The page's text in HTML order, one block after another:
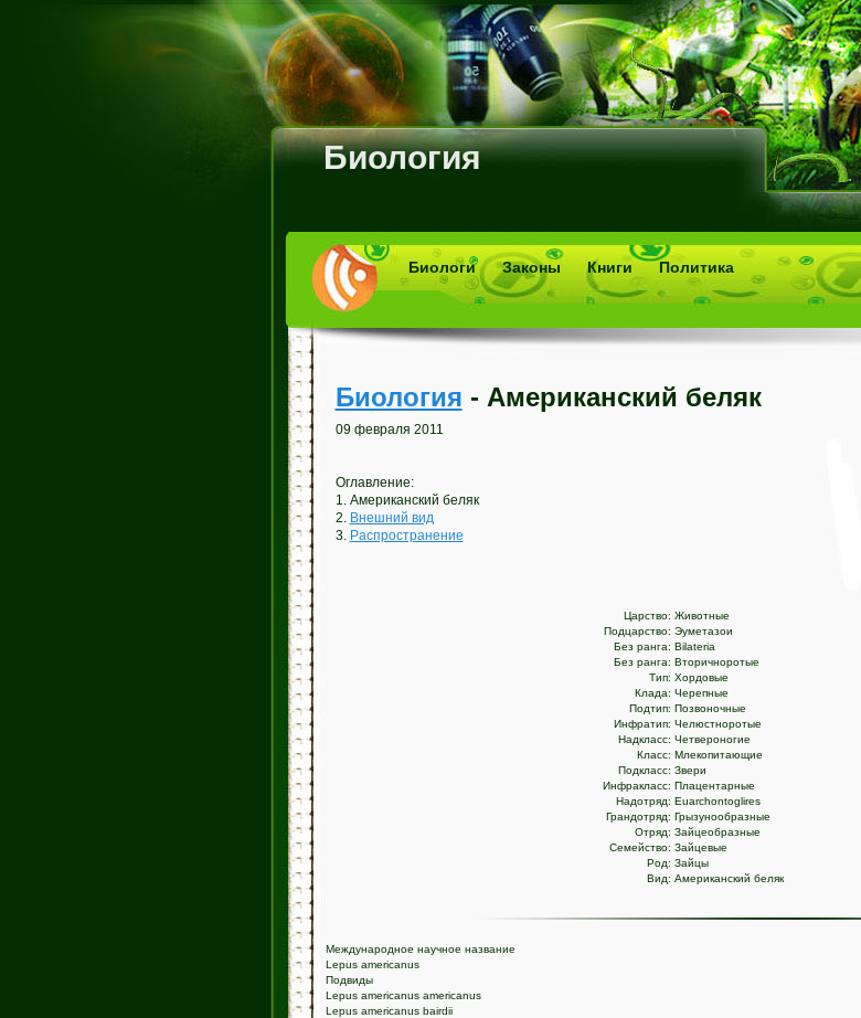
Биология
Биологи Законы Книги Политика
Биология - Американский беляк
09 февраля 2011
Оглавление:
1. Американский беляк
2. Внешний вид
3. Распространение
Царство: Животные
Подцарство: Эуметазои
Без ранга: Bilateria
Без ранга: Вторичноротые
Тип: Хордовые
Клада: Черепные
Подтип: Позвоночные
Инфратип: Челюстноротые
Надкласс: Четвероногие
Класс: Млекопитающие
Подкласс: Звери
Инфракласс: Плацентарные
Надотряд: Euarchontoglires
Грандотряд: Грызунообразные
Отряд: Зайцеобразные
Семейство: Зайцевые
Род: Зайцы
Вид: Американский беляк
Международное научное название
Lepus americanus
Подвиды
Lepus americanus americanus
Lepus americanus bairdii